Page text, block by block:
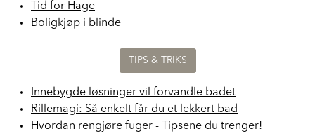
Tid for Hage
Boligkjøp i blinde
TIPS & TRIKS
Innebygde løsninger vil forvandle badet
Rillemagi: Så enkelt får du et lekkert bad
Hvordan rengjøre fuger - Tipsene du trenger!